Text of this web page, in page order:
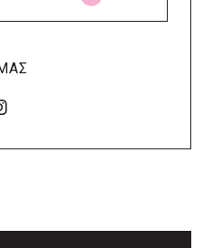
αναστολή
για το
2026